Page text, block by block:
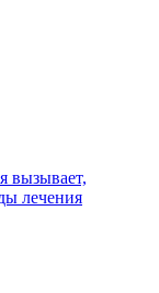
вызывает,
лечения